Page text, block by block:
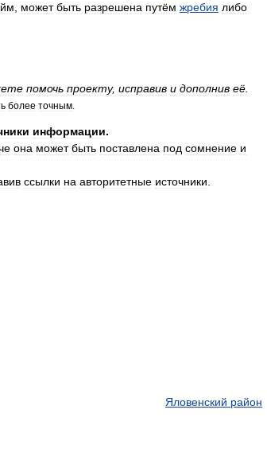
может быть разрешена путём жребия либо
помочь проекту, исправив и дополнив её
более точным
информации.
она может быть поставлена под сомнение и
ссылки на авторитетные источники
Яловенский район